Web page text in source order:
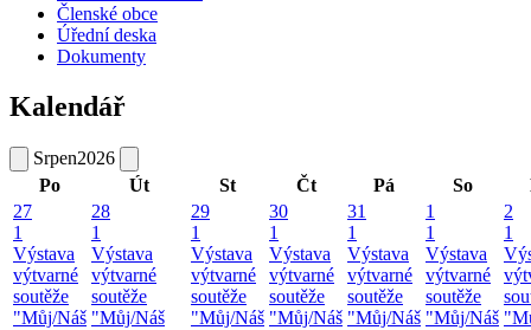
Členské obce
Úřední deska
Dokumenty
Kalendář
Srpen2026
Po
Út St Čt Pá So
27
1
Výstava
výtvarné
soutěže
"Můj/Náš
28
1
Výstava
výtvarné
soutěže
"Můj/Náš
29
1
Výstava
výtvarné
soutěže
"Můj/Náš
30
1
Výstava
výtvarné
soutěže
"Můj/Náš
31
1
Výstava
výtvarné
soutěže
"Můj/Náš
1
1
Výstava
výtvarné
soutěže
"Můj/Náš
2
1